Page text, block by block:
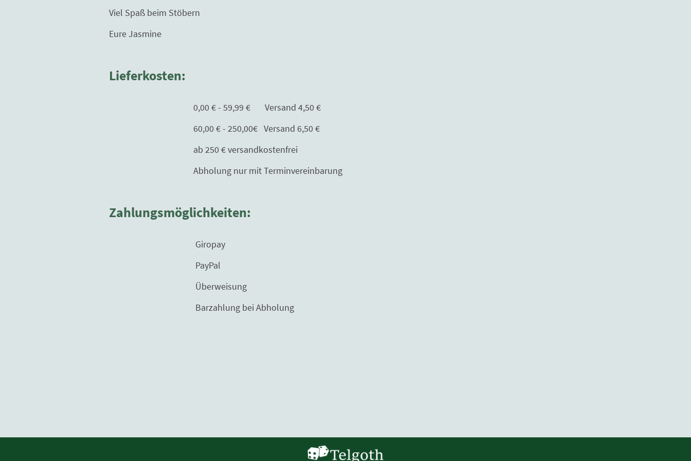
Viel Spaß beim Stöbern
Eure Jasmine
Lieferkosten:
0,00 € - 59,99 € Versand 4,50 €
60,00 € - 250,00€ Versand 6,50 €
ab 250 € versandkostenfrei
Abholung nur mit Terminvereinbarung
Zahlungsmöglichkeiten:
Giropay
PayPal
Überweisung
Barzahlung bei Abholung